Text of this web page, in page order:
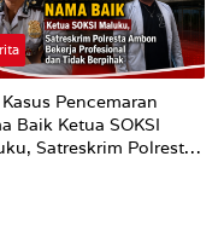
Pencemaran
Baik Ketua SOKSI
Satreskrim Polresta